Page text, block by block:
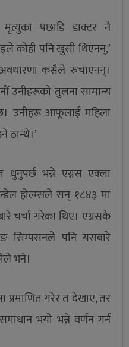
मृत्युका पछाडि डाक्टर नै
कोही पनि खुसी थिएनन्,’
कसैले रुचाएनन्।
उनीहरूको तुलना सामान्य
उनीहरू आफूलाई महिला
ठान्थे।’
धुनुपर्छ भन्ने एग्नस एक्ला
होल्म्सले सन् १८४३ मा
चर्चा गरेका थिए। एग्नसकै
सिम्पसनले पनि यसबारे
भने।
प्रमाणित गरेर त देखाए, तर
भयो भन्ने वर्णन गर्न